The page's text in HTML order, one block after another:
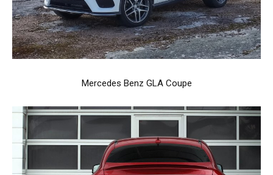
Mercedes Benz GLA Coupe